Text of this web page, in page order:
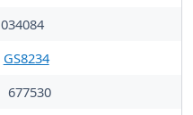
034084
GS8234
677530